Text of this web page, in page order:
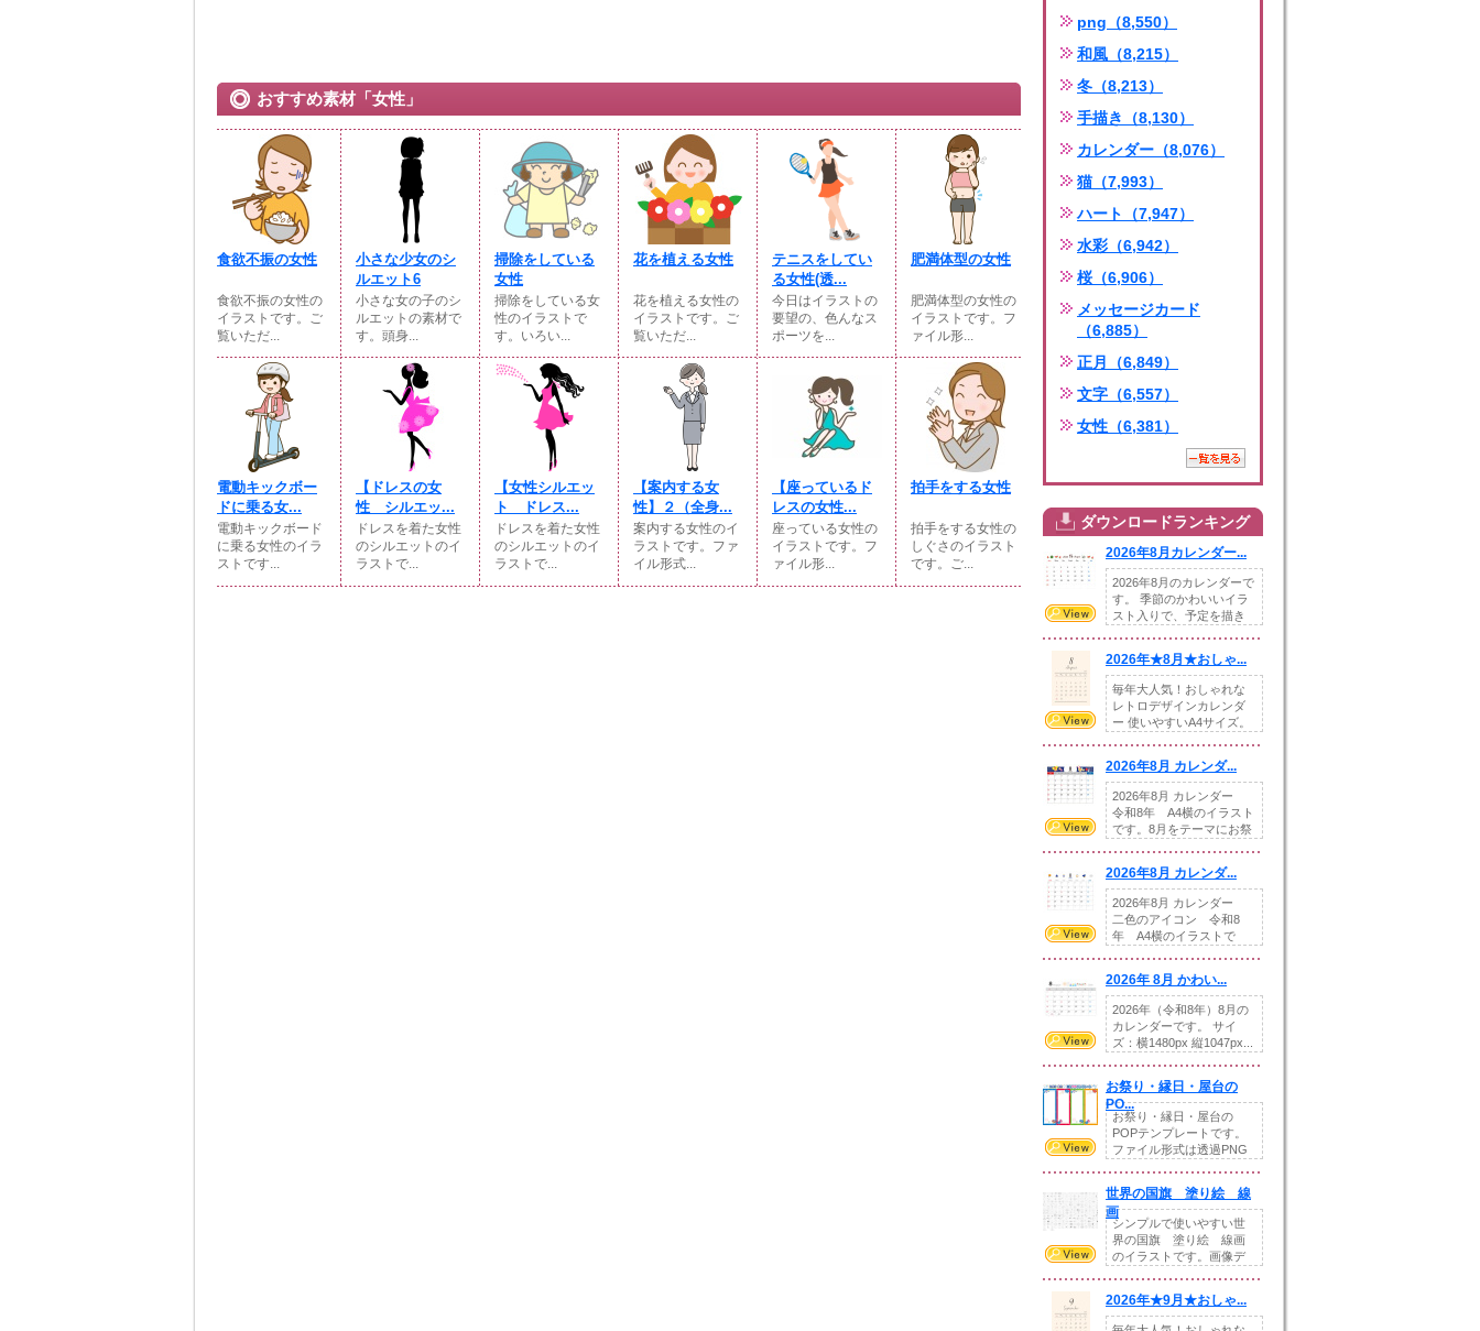
おすすめ素材「女性」
食欲不振の女性
食欲不振の女性の
イラストです。ご
覧いただ...
小さな少女のシ
ルエット6
小さな女の子のシ
ルエットの素材で
す。頭身...
掃除をしている
女性
掃除をしている女
性のイラストで
す。いろい...
花を植える女性
花を植える女性の
イラストです。ご
覧いただ...
テニスをしてい
る女性(透...
今日はイラストの
要望の、色んなス
ポーツを...
肥満体型の女性
肥満体型の女性の
イラストです。フ
ァイル形...
電動キックボー
ドに乗る女...
電動キックボード
に乗る女性のイラ
ストです...
【ドレスの女
性 シルエッ...
ドレスを着た女性
のシルエットのイ
ラストで...
【女性シルエッ
ト ドレス...
ドレスを着た女性
のシルエットのイ
ラストで...
【案内する女
性】２（全身...
案内する女性のイ
ラストです。ファ
イル形式...
【座っているド
レスの女性...
座っている女性の
イラストです。フ
ァイル形...
拍手をする女性
拍手をする女性の
しぐさのイラスト
です。ご...
png（8,550）
和風（8,215）
冬（8,213）
手描き（8,130）
カレンダー（8,076）
猫（7,993）
ハート（7,947）
水彩（6,942）
桜（6,906）
メッセージカード
（6,885）
正月（6,849）
文字（6,557）
女性（6,381）
ダウンロードランキング
2026年8月カレンダー...
2026年8月のカレンダーで
す。 季節のかわいいイラ
スト入りで、予定を描き
2026年★8月★おしゃ...
毎年大人気！おしゃれな
レトロデザインカレンダ
ー 使いやすいA4サイズ。
2026年8月 カレンダ...
2026年8月 カレンダー
令和8年 A4横のイラスト
です。8月をテーマにお祭
2026年8月 カレンダ...
2026年8月 カレンダー
二色のアイコン 令和8
年 A4横のイラストで
2026年 8月 かわい...
2026年（令和8年）8月の
カレンダーです。 サイ
ズ：横1480px 縦1047px...
お祭り・縁日・屋台の
PO...
お祭り・縁日・屋台の
POPテンプレートです。
ファイル形式は透過PNG
世界の国旗 塗り絵 線
画
シンプルで使いやすい世
界の国旗 塗り絵 線画
のイラストです。画像デ
2026年★9月★おしゃ...